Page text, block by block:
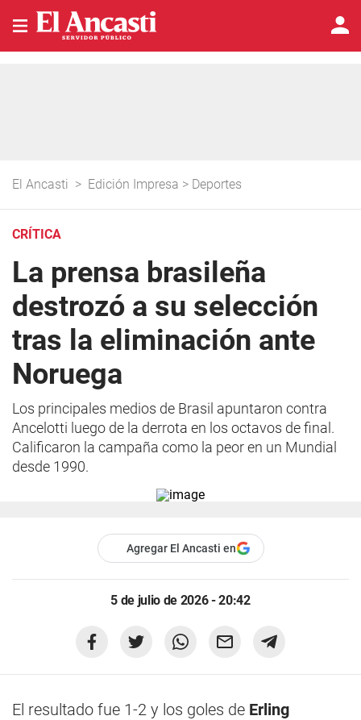
El Ancasti > Edición Impresa > Deportes
CRÍTICA
La prensa brasileña
destrozó a su selección
tras la eliminación ante
Noruega
Los principales medios de Brasil apuntaron contra
Ancelotti luego de la derrota en los octavos de final.
Calificaron la campaña como la peor en un Mundial
desde 1990.
Agregar El Ancasti en
5 de julio de 2026 - 20:42
El resultado fue 1-2 y los goles de Erling